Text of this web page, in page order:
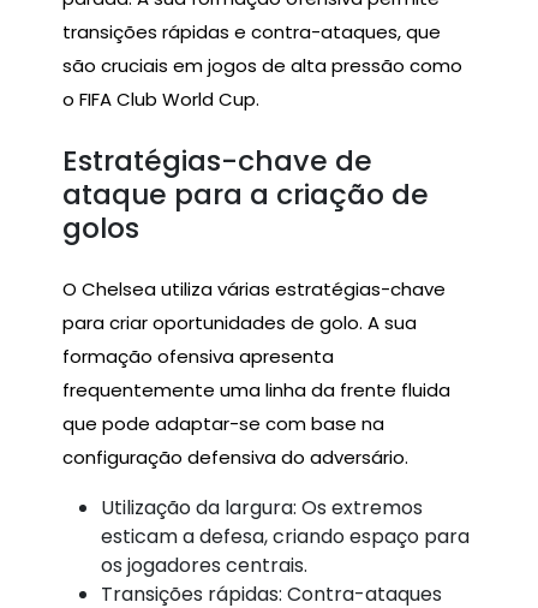
transições rápidas e contra-ataques, que
são cruciais em jogos de alta pressão como
o FIFA Club World Cup.
Estratégias-chave de
ataque para a criação de
golos
O Chelsea utiliza várias estratégias-chave
para criar oportunidades de golo. A sua
formação ofensiva apresenta
frequentemente uma linha da frente fluida
que pode adaptar-se com base na
configuração defensiva do adversário.
Utilização da largura: Os extremos
esticam a defesa, criando espaço para
os jogadores centrais.
Transições rápidas: Contra-ataques